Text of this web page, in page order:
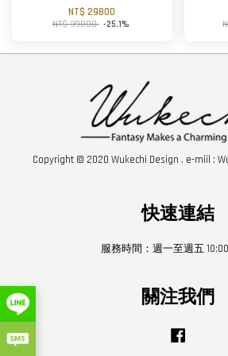
NT$ 29800
NT$ 39800 -25.1%
Copyright © 2020 Wukechi Design . e-miil :
快速連結
服務時間：週一至週五
關注我們